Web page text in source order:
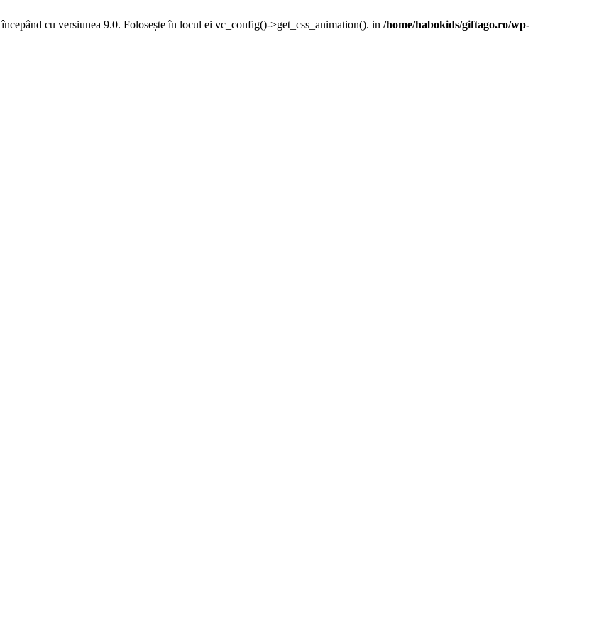
începând cu versiunea 9.0. Folosește în locul ei vc_config()->get_css_animation(). in /home/habokids/giftago.ro/wp-